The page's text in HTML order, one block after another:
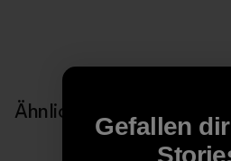
Ähnliche Storys
Gefallen